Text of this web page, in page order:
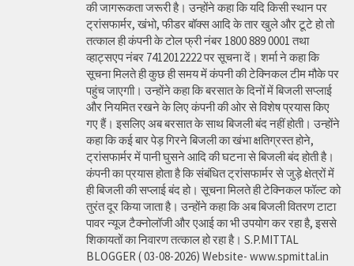
की जागरूकता जरूरी है। उन्होंने कहा कि यदि किसी स्थान पर
ट्रांसफार्मर, खंभो, फीडर बॉक्स आदि के तार खुले और टूटे हो तो
तत्काल ही कंपनी के टोल फ्री नंबर 1800 889 0001 तथा
व्हाट्सएप नंबर 7412012222 पर सूचना दें। शर्मा ने कहा कि
सूचना मिलते ही कुछ ही समय में कंपनी की टेक्निकल टीम मौके पर
पहुंच जाएगाी। उन्होंने कहा कि बरसात के दिनों में बिजली सप्लाई
और नियमित रखने के लिए कंपनी की ओर से विशेष प्रयास किए
गए हैं। इसलिए अब बरसात के साथ बिजली बंद नहीं होती। उन्होंने
कहा कि कई बार पेड़ गिरने बिजली का खंभा क्षतिग्रस्त होने,
ट्रांसफार्मर में पानी घुसने आदि की घटना से बिजली बंद होती है।
कंपनी का प्रयास होता है कि संबंधित ट्रांसफार्मर से जुड़े क्षेत्रों में
ही बिजली की सप्लाई बंद हो। सूचना मिलते ही टेक्निकल फॉल्ट को
तुरंत दूर किया जाता है। उन्होंने कहा कि अब बिजली वितरण टाटा
पावर न्यूज टैक्नोलॉजी और एआई का भी उपयोग कर रहा है, इससे
शिकायतों का निवारण तत्काल हो रहा है। S.P.MITTAL
BLOGGER ( 03-08-2026) Website- www.spmittal.in